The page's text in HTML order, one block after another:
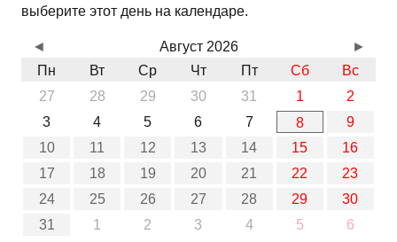
выберите этот день на календаре.
Август 2026
Пн
Вт Ср Чт Пт Сб
Вс
27
28 29 30 31 1
2
3
4 5 6 7 8
9
10
11 12 13 14 15
16
17
18 19 20 21 22
23
24
25 26 27 28 29
30
31
1 2 3 4 5 6
◄ ►